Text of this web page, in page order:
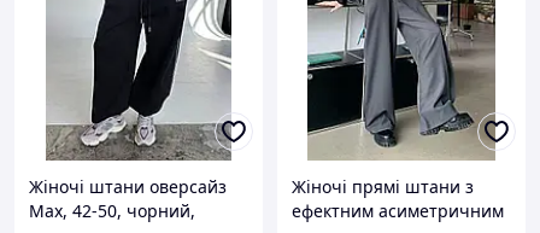
Жіночі штани оверсайз
Max, 42-50, чорний,
Жіночі прямі штани з
ефектним асиметричним